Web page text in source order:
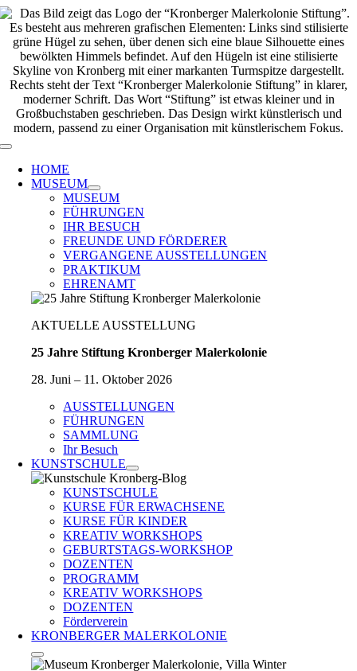
Zum
Inhalt
springen
Toggle
Navigation
HOME
MUSEUM
MUSEUM
FÜHRUNGEN
IHR BESUCH
FREUNDE UND FÖRDERER
VERGANGENE AUSSTELLUNGEN
PRAKTIKUM
EHRENAMT
AKTUELLE AUSSTELLUNG
25 Jahre Stiftung Kronberger Malerkolonie
28. Juni – 11. Oktober 2026
AUSSTELLUNGEN
FÜHRUNGEN
SAMMLUNG
Ihr Besuch
KUNSTSCHULE
KUNSTSCHULE
KURSE FÜR ERWACHSENE
KURSE FÜR KINDER
KREATIV WORKSHOPS
GEBURTSTAGS-WORKSHOP
DOZENTEN
PROGRAMM
KREATIV WORKSHOPS
DOZENTEN
Förderverein
KRONBERGER MALERKOLONIE